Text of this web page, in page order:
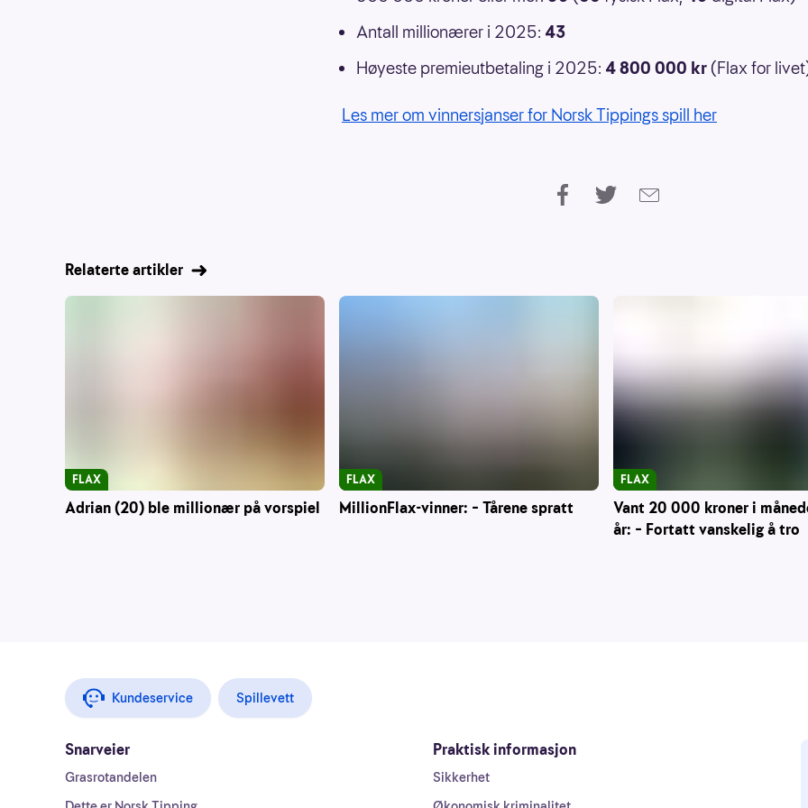
Antall millionærer i 2025: 43
Høyeste premieutbetaling i 2025: 4 800 000 kr (Flax for
Les mer om vinnersjanser for Norsk Tippings spill her
Relaterte artikler
Adrian (20) ble millionær på vorspiel
FLAX
MillionFlax-vinner: – Tårene spratt
FLAX
Vant 20 000 kroner i
år: – Fortatt vanskelig å tro
FLAX
Kundeservice Spillevett
Snarveier
Grasrotandelen
Praktisk informasjon
Sikkerhet